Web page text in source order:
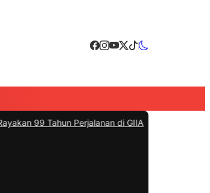
99 Tahun Perjalanan di GIIAS 2026